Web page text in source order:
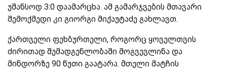
უშანსოდ 3:0 დაამარცხა. ამ გამარჯვების მთავარი
შემოქმედი კი გიორგი მიქაუტაძე გახლავთ.
ქართველი ფეხბურთელი, როგორც ყოველთვის
ძირითად შემადგენლობაში მოგვევლინა და
მინდორზე 90 წუთი გაატარა. მთელი მატჩის